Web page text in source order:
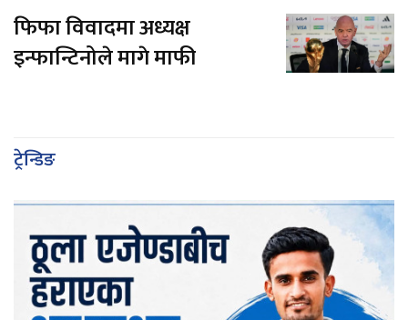
फिफा विवादमा अध्यक्ष
इन्फान्टिनोले मागे माफी
ट्रेन्डिङ